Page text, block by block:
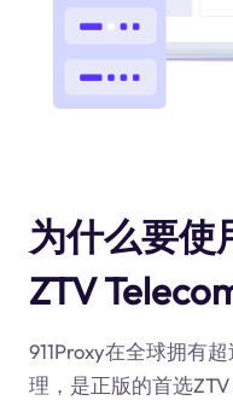
为什么要使
ZTV
911Proxy在全球拥有
理，是正版的首选